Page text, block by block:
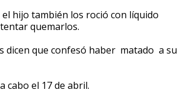
el hijo también los roció con líquido
quemarlos.
dicen que confesó haber matado a su
cabo el 17 de abril.